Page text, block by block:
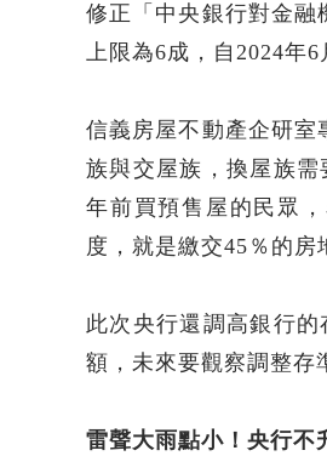
修正「中央銀行對金融
上限為6成，自2024年6
信義房屋不動產企研室
族與交屋族，換屋族
年前買預售屋的民眾
度，就是繳交45％的房
此次央行還調高銀行
額，未來要觀察調整存
雷聲大雨點小！央行不